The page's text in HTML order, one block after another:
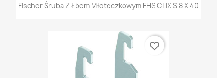
Fischer Śruba Z Łbem Młoteczkowym FHS CLIX S 8 X 40
favorite_border